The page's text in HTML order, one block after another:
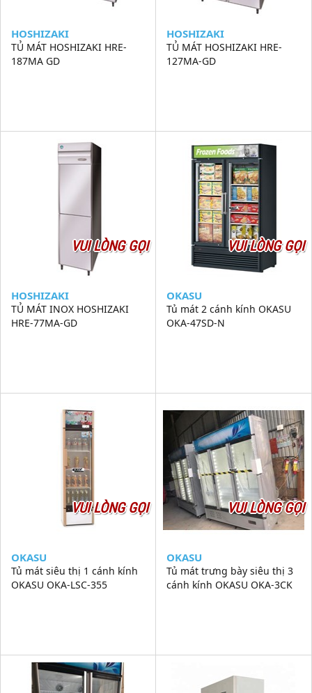
HOSHIZAKI
TỦ MÁT HOSHIZAKI HRE-
187MA GD
HOSHIZAKI
TỦ MÁT HOSHIZAKI HRE-
127MA-GD
VUI LÒNG GỌI
HOSHIZAKI
TỦ MÁT INOX HOSHIZAKI
HRE-77MA-GD
VUI LÒNG GỌI
OKASU
Tủ mát 2 cánh kính OKASU
OKA-47SD-N
VUI LÒNG GỌI
OKASU
Tủ mát siêu thị 1 cánh kính
OKASU OKA-LSC-355
VUI LÒNG GỌI
OKASU
Tủ mát trưng bày siêu thị 3
cánh kính OKASU OKA-3CK